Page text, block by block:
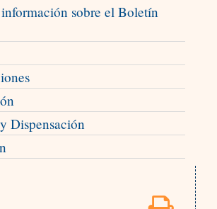
sobre el Boletín
Dispensación